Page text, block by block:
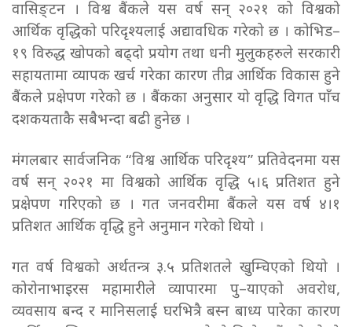
वासिङ्टन । विश्व बैंकले यस वर्ष सन् २०२१ को विश्वको
आर्थिक वृद्धिको परिदृश्यलाई अद्यावधिक गरेको छ । कोभिड–
१९ विरुद्ध खोपको बढ्दो प्रयोग तथा धनी मुलुकहरुले सरकारी
सहायतामा व्यापक खर्च गरेका कारण तीव्र आर्थिक विकास हुने
बैंकले प्रक्षेपण गरेको छ । बैंकका अनुसार यो वृद्धि विगत पाँच
दशकयताकै सबैभन्दा बढी हुनेछ ।
मंगलबार सार्वजनिक “विश्व आर्थिक परिदृश्य” प्रतिवेदनमा यस
वर्ष सन् २०२१ मा विश्वको आर्थिक वृद्धि ५।६ प्रतिशत हुने
प्रक्षेपण गरिएको छ । गत जनवरीमा बैंकले यस वर्ष ४।१
प्रतिशत आर्थिक वृद्धि हुने अनुमान गरेको थियो ।
गत वर्ष विश्वको अर्थतन्त्र ३.५ प्रतिशतले खुम्चिएको थियो ।
कोरोनाभाइरस महामारीले व्यापारमा पु–याएको अवरोध,
व्यवसाय बन्द र मानिसलाई घरभित्रै बस्न बाध्य पारेका कारण